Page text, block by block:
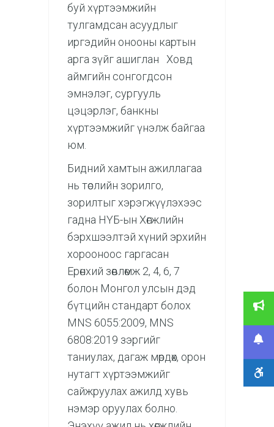
буй хүртээмжийн
тулгамдсан асуудлыг
иргэдийн онооны картын
арга зүйг ашиглан Ховд
аймгийн сонгогдсон
эмнэлэг, сургууль
цэцэрлэг, банкны
хүртээмжийг үнэлж байгаа
юм.
Бидний хамтын ажиллагаа
нь төслийн зорилго,
зорилтыг хэрэгжүүлэхээс
гадна НҮБ-ын Хөгжлийн
бэрхшээлтэй хүний эрхийн
хорооноос гаргасан
Ерөнхий зөвлөмж 2, 4, 6, 7
болон Монгол улсын дэд
бүтцийн стандарт болох
MNS 6055:2009, MNS
6808:2019 зэргийг
таниулах, дагаж мөрдөх, орон
нутагт хүртээмжийг
сайжруулах ажилд хувь
нэмэр оруулах болно.